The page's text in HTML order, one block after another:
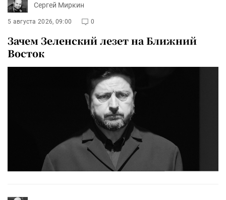
Сергей Миркин
5 августа 2026, 09:00 0
Зачем Зеленский лезет на Ближний
Восток